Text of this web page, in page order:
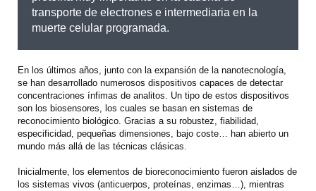
transporte de electrones e intermediaria en la
muerte celular programada.
En los últimos años, junto con la expansión de la nanotecnología,
se han desarrollado numerosos dispositivos capaces de detectar
concentraciones ínfimas de analitos. Un tipo de estos dispositivos
son los biosensores, los cuales se basan en sistemas de
reconocimiento biológico. Gracias a su robustez, fiabilidad,
especificidad, pequeñas dimensiones, bajo coste… han abierto un
mundo más allá de las técnicas clásicas.
Inicialmente, los elementos de bioreconocimiento fueron aislados de
los sistemas vivos (anticuerpos, proteínas, enzimas…), mientras